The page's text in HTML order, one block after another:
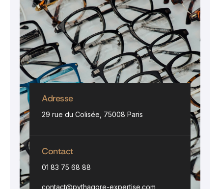
Adresse
29 rue du Colisée, 75008 Paris
Contact
01 83 75 68 88
contact@pythagore-expertise.com